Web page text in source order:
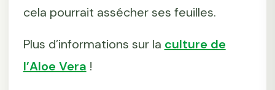
cela pourrait assécher ses feuilles.
Plus d’informations sur la culture de
l’Aloe Vera !